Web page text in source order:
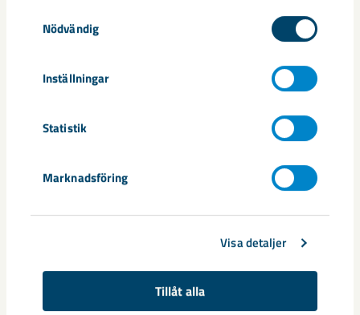
Nödvändig
Inställningar
Statistik
Marknadsföring
Visa detaljer
Tillåt alla
Från villor till long stay – nytt liv i
Östra Malmberget
Trygga, trivsamma och fungerande hem, även för den som